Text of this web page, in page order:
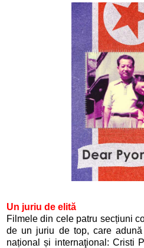
Un juriu de elită
Filmele din cele patru secțiuni
de un juriu de top, care
național și internaţional: Cristi